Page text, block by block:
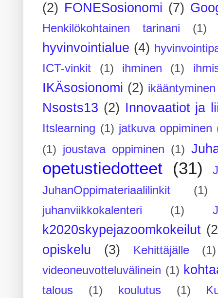
(2) FONESosionomi (7)
Henkilökohtainen tarinani (1)
hyvinvointialue (4)
ICT-vinkit
(1) ihminen (1)
IKÄsosionomi (2) ikääntyminen
Nsosts13 (2) Innovaatiot ja
Itslearning (1) jatkuva oppiminen
(1) joustava oppiminen (1)
opetustiedotteet (31)
JuhanOppimateriaalilinkit
(1)
juhanviikkokalenteri
(1)
k2020skypejazoomkokeilut
opiskelu
(3) Kehittäjälle
(1)
videoneuvotteluvälinein (1)
talous (1) koulutus (1)